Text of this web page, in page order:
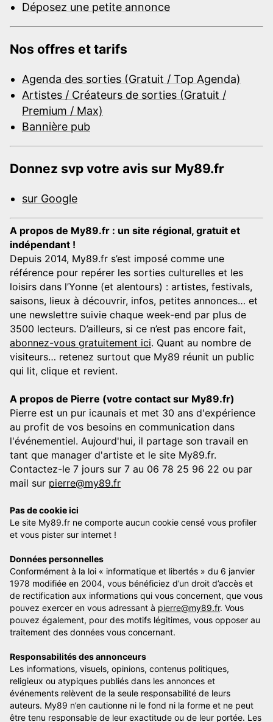
Déposez une petite annonce
Nos offres et tarifs
Agenda des sorties (Gratuit / Top Agenda)
Artistes / Créateurs de sorties (Gratuit /
Premium / Max)
Bannière pub
Donnez svp votre avis sur My89.fr
sur Google
A propos de My89.fr : un site régional, gratuit et
indépendant !
Depuis 2014, My89.fr s’est imposé comme une
référence pour repérer les sorties culturelles et les
loisirs dans l’Yonne (et alentours) : artistes, festivals,
saisons, lieux à découvrir, infos, petites annonces… et
une newslettre suivie chaque week-end par plus de
3500 lecteurs. D’ailleurs, si ce n’est pas encore fait,
abonnez-vous gratuitement ici. Quant au nombre de
visiteurs… retenez surtout que My89 réunit un public
qui lit, clique et revient.
A propos de Pierre (votre contact sur My89.fr)
Pierre est un pur icaunais et met 30 ans d'expérience
au profit de vos besoins en communication dans
l'événementiel. Aujourd'hui, il partage son travail en
tant que manager d'artiste et le site My89.fr.
Contactez-le 7 jours sur 7 au 06 78 25 96 22 ou par
mail sur pierre@my89.fr
Pas de cookie ici
Le site My89.fr ne comporte aucun cookie censé vous profiler
et vous pister sur internet !
Données personnelles
Conformément à la loi « informatique et libertés » du 6 janvier
1978 modifiée en 2004, vous bénéficiez d’un droit d’accès et
de rectification aux informations qui vous concernent, que vous
pouvez exercer en vous adressant à pierre@my89.fr. Vous
pouvez également, pour des motifs légitimes, vous opposer au
traitement des données vous concernant.
Responsabilités des annonceurs
Les informations, visuels, opinions, contenus politiques,
religieux ou atypiques publiés dans les annonces et
événements relèvent de la seule responsabilité de leurs
auteurs. My89 n’en cautionne ni le fond ni la forme et ne peut
être tenu responsable de leur exactitude ou de leur portée. Les